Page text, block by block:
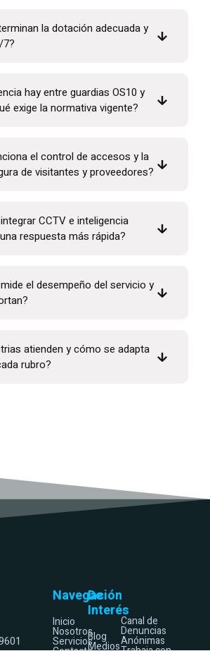
la dotación adecuada y
hay entre guardias OS10 y
exige la normativa vigente?
el control de accesos y la
de visitantes y proveedores?
CCTV e inteligencia
respuesta más rápida?
el desempeño del servicio y
atienden y cómo se adapta
rubro?
Navegación
Inicio
Nosotros
Servicios
De
Interés
Blog
Medios
Canal de
Denuncias
Anónimas